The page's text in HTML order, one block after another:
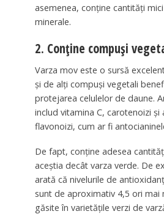
asemenea, conține cantități
minerale.
2. Conține compuși
Varza mov este o sursă
și de alți compuși vegetali
protejarea celulelor de daune.
includ vitamina C, carotenoizi și
flavonoizi, cum ar fi
De fapt, conține adesea
aceștia decât varza verde. De
arată că nivelurile de
sunt de aproximativ 4,5 ori mai
găsite în varietățile verzi de